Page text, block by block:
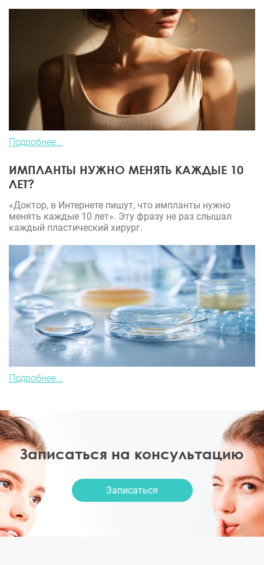
Подробнее...
ИМПЛАНТЫ НУЖНО МЕНЯТЬ КАЖДЫЕ 10
ЛЕТ?
«Доктор, в Интернете пишут, что импланты нужно
менять каждые 10 лет». Эту фразу не раз слышал
каждый пластический хирург.
Подробнее...
Записаться на консультацию
Записаться